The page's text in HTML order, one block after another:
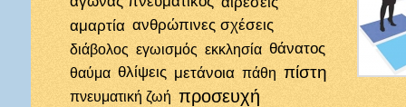
αμαρτία ανθρώπινες σχέσεις
διάβολος εγωισμός εκκλησία θάνατος
θαύμα θλίψεις μετάνοια πάθη πίστη
πνευματική ζωή προσευχή